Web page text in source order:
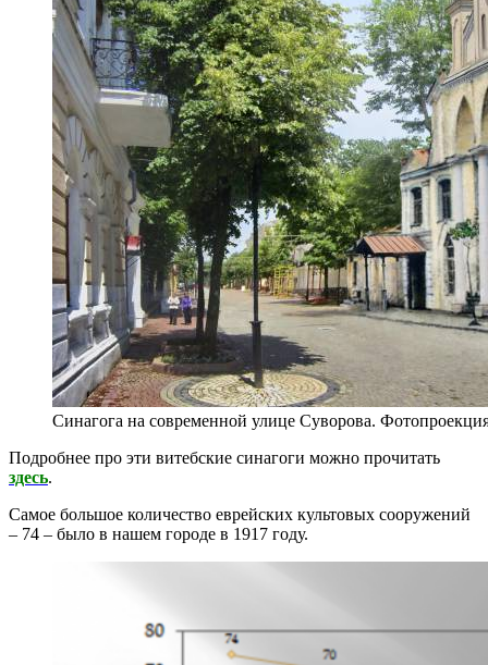
Синагога на современной улице Суворова.
Подробнее про эти витебские синагоги можно прочитать
здесь.
Самое большое количество еврейских культовых сооружений
– 74 – было в нашем городе в 1917 году.